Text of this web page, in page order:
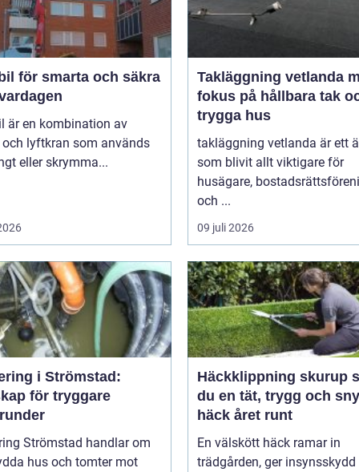
för smarta och säkra
är en kombination av
lyftkran som används
eller skrymma...
Takläggning vetlanda
fokus på hållbara tak
trygga hus
takläggning vetlanda är ett
som blivit allt viktigare för
husägare,
och ...
09 juli 2026
i Strömstad:
för tryggare
Strömstad handlar om
hus och tomter mot
Häckklippning skurup så får
du en tät, trygg och
häck året runt
En välskött häck ramar in
trädgården, ger insynsskydd